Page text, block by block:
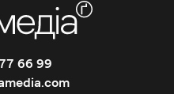
66 99